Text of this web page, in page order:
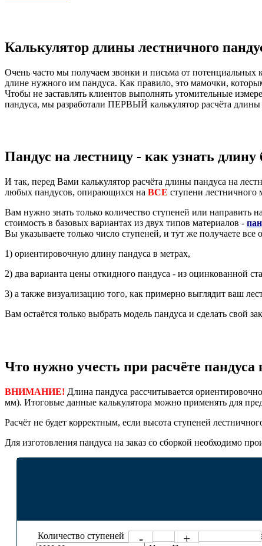
Калькулятор длины лестничного
Очень часто мы получаем звонки и письма от потенциальных
длине нужного им пандуса. Как правило, это мамочки,
Чтобы не заставлять клиентов выполнять утомительные
пандуса, мы разработали ПЕРВЫЙ калькулятор расчёта длины
Пандус на лестницу - как узнать длину
И так, перед Вами калькулятор расчёта длины пандуса на
любых пандусов, опирающихся на ВСЕ ступени лестничного
Вам нужно знать только количество ступеней или
стоимость в базовых вариантах из двух типов материалов -
Вы указываете только число ступеней, и тут же получаете все
1) ориентировочную длину пандуса в метрах,
2) два варианта цены откидного пандуса - из оцинкованной
3) а также визуализацию того, как примерно выглядит ваш
Вам остаётся только выбрать модель пандуса и сделать
Что нужно учесть при расчёте пандуса
ВНИМАНИЕ! Длина пандуса рассчитывается
мм). Итоговые данные калькулятора можно применять для
Расчёт не будет корректным, если высота ступеней
Для изготовления пандуса на заказ со сборкой необходимо
Количество ступеней +
- Длина